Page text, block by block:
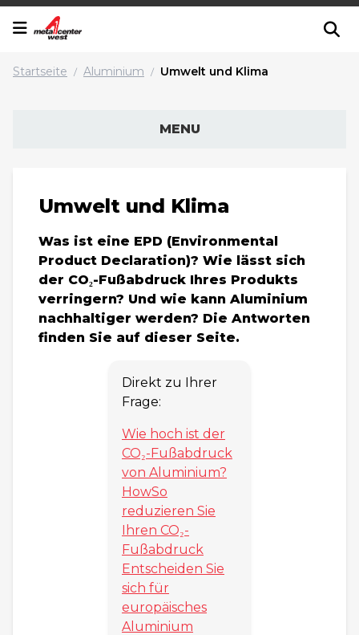
Startseite / Aluminium / Umwelt und Klima
MENU
Umwelt und Klima
Was ist eine EPD (Environmental
Product Declaration)? Wie lässt sich
der CO₂-Fußabdruck Ihres Produkts
verringern? Und wie kann Aluminium
nachhaltiger werden? Die Antworten
finden Sie auf dieser Seite.
Direkt zu Ihrer
Frage:
Wie hoch ist der
CO₂-Fußabdruck
von Aluminium?
HowSo
reduzieren Sie
Ihren CO₂-
Fußabdruck
Entscheiden Sie
sich für
europäisches
Aluminium